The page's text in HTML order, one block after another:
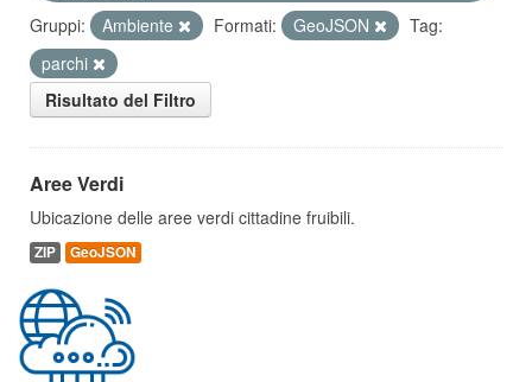
Gruppi:
Ambiente Formati: GeoJSON
Tag:
parchi
Risultato del Filtro
Aree Verdi
Ubicazione delle aree verdi cittadine fruibili.
ZIP GeoJSON